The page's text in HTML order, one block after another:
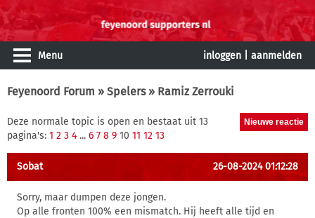
Menu inloggen aanmelden
Feyenoord Forum » Spelers» Ramiz Zerrouki
Deze normale topic is open en bestaat uit 13
pagina's: 1 2 3 4 ... 6 7 8 9 10 11 12 13
Sobat 26-08-2024 01:12:28
Sorry, maar dumpen deze jongen.
Op alle fronten 100% een mismatch. Hij heeft alle tijd en